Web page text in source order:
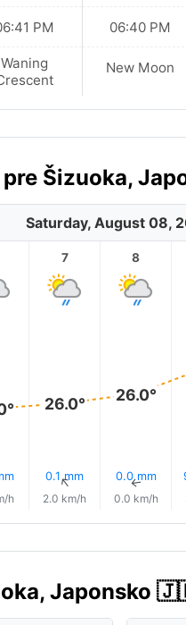
PM
Waning
06:40 PM
New Moon
Šizuoka,
Saturday, August 08,
h
7
26.0°
0.1 mm
↑
2.0 km/h
8
26.0°
0.0 mm
↑
0.0 km/h
Japonsko